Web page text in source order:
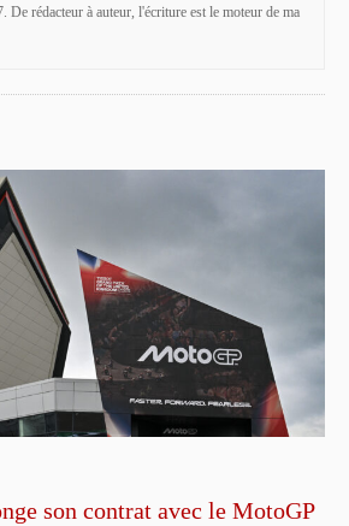
De rédacteur à auteur, l'écriture est le moteur de ma
son contrat avec le MotoGP